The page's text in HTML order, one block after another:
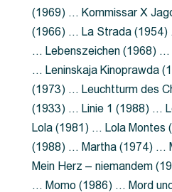
(1969) … Kommissar X
(1966) … La Strada
… Lebenszeichen (1968)
… Leninskaja Kinoprawda
(1973) … Leuchtturm des
(1933) … Linie 1 (1988) …
Lola (1981) … Lola Montes
(1988) … Martha (1974) …
Mein Herz – niemandem
… Momo (1986) … Mord